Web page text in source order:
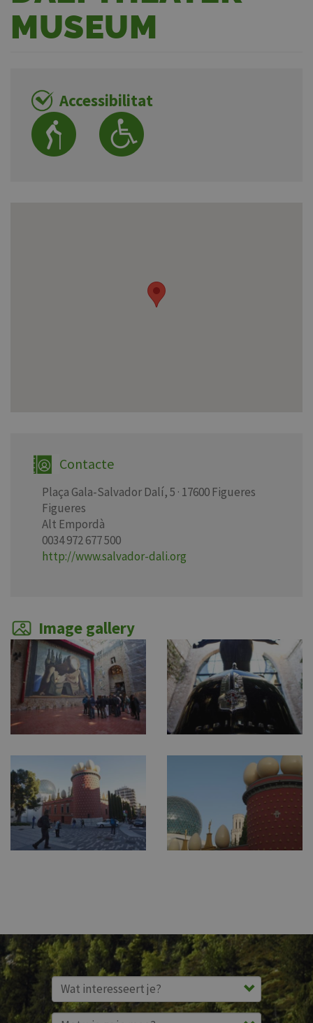
MUSEUM
Accessibilitat
Contacte
Plaça Gala-Salvador Dalí, 5 · 17600 Figueres
Figueres
Alt Empordà
0034 972 677 500
http://www.salvador-dali.org
Image gallery